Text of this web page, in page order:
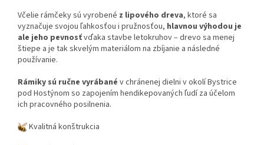
Včelie rámčeky sú vyrobené z lipového dreva, ktoré sa
vyznačuje svojou ľahkosťou i pružnosťou, hlavnou výhodou je
ale jeho pevnosťvďaka stavbe letokruhov – drevo sa menej
štiepe a je tak skvelým materiálom na zbíjanie a následné
používanie.
Rámiky sú ručne vyrábané v chránenej dielni v okolí Bystrice
pod Hostýnom so zapojením hendikepovaných ľudí za účelom
ich pracovného posilnenia.
Kvalitná konštrukcia